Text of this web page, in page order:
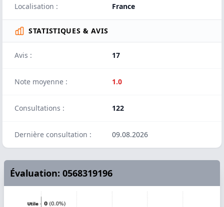
Localisation : France
STATISTIQUES & AVIS
Avis : 17
Note moyenne : 1.0
Consultations : 122
Dernière consultation : 09.08.2026
Évaluation: 0568319196